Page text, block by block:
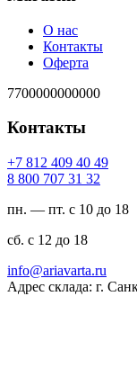
О нас
Контакты
Оферта
7700000000000
Контакты
94 04 904 218 7+
23 13 707 008 8
пн. — пт. с 10 до 18
сб. с 12 до 18
ur.atravaira@ofni
Адрес склада: г.